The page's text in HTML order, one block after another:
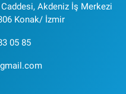
Akdeniz İş Merkezi
Konak/ İzmir
05 85